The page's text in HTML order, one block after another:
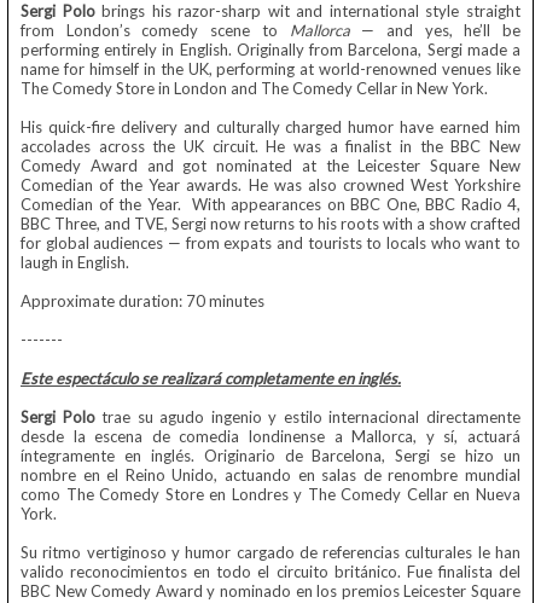
Sergi Polobrings his razor-sharp wit and international style straight
from London’s comedy scene to Mallorca — and yes, he’ll be
performing entirely in English. Originally from Barcelona, Sergi made a
name for himself in the UK, performing at world-renowned venues like
The Comedy Store in London and The Comedy Cellar in New York.
His quick-fire delivery and culturally charged humor have earned him
accolades across the UK circuit. He was a finalist in the BBC New
Comedy Award and got nominated at the Leicester Square New
Comedian of the Year awards. He was also crowned West Yorkshire
Comedian of the Year. With appearances on BBC One, BBC Radio 4,
BBC Three, and TVE, Sergi now returns to his roots with a show crafted
for global audiences — from expats and tourists to locals who want to
laugh in English.
Approximate duration: 70 minutes
-------
Este espectáculo se realizará completamente en inglés.
Sergi Polotrae su agudo ingenio y estilo internacional directamente
desde la escena de comedia londinense a Mallorca, y sí, actuará
íntegramente en inglés. Originario de Barcelona, Sergi se hizo un
nombre en el Reino Unido, actuando en salas de renombre mundial
como The Comedy Store en Londres y The Comedy Cellar en Nueva
York.
Su ritmo vertiginoso y humor cargado de referencias culturales le han
valido reconocimientos en todo el circuito británico. Fue finalista del
BBC New Comedy Award y nominado en los premios Leicester Square